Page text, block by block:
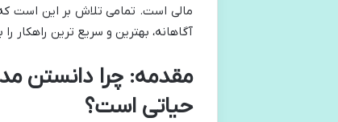
مالی است. تمامی تلاش بر این است که
آگاهانه، بهترین و سریع ترین راهکار را
مقدمه: چرا دانستن
حیاتی است؟